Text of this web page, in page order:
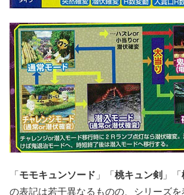
「 モモキュンソード 」「 桃キュン剣 」「
の表記は若干異なるものの、シリーズ